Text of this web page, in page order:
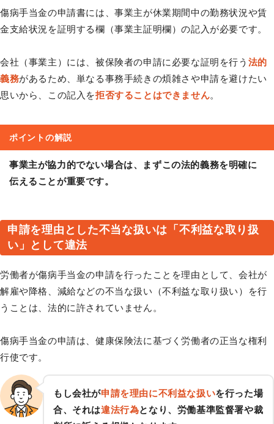
傷病手当金の申請書には、事業主が休業期間中の勤務状況や賃
金支給状況を証明する欄（事業主証明欄）の記入が必要です。
会社（事業主）には、被保険者の申請に必要な証明を行う 法的
義務があるため、単なる事務手続きの煩雑さや申請を避けたい
思いから、この記入を拒否することはできません。
ポイントの解説
事業主が協力的でない場合は、まずこの法的義務を明確に
伝えることが重要です。
申請を理由とした不当な扱いは「不利益な取り扱
い」として違法
労働者が傷病手当金の申請を行ったことを理由として、会社が
解雇や降格、減給などの不当な扱い（不利益な取り扱い）を行
うことは、法的に許されていません。
傷病手当金の申請は、健康保険法に基づく労働者の正当な権利
行使です。
もし会社が申請を理由に不利益な扱いを行った場
合、それは違法行為となり、労働基準監督署や裁